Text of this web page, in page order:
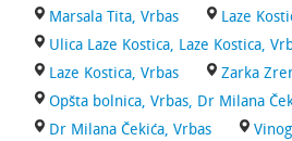
Marsala Tita, Vrbas
Laze
Ulica Laze Kostica, Laze Kostica,
Laze Kostica, Vrbas
Zarka
Opšta bolnica, Vrbas, Dr Milana
Dr Milana Čekića, Vrbas